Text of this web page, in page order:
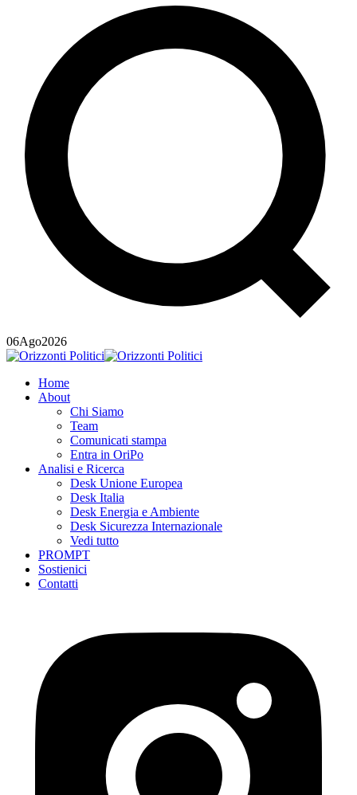
06Ago2026
Home
About
Chi Siamo
Team
Comunicati stampa
Entra in OriPo
Analisi e Ricerca
Desk Unione Europea
Desk Italia
Desk Energia e Ambiente
Desk Sicurezza Internazionale
Vedi tutto
PROMPT
Sostienici
Contatti